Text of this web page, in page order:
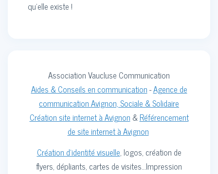
qu’elle existe !
Association Vaucluse Communication
Aides & Conseils en communication-Agence de
communication Avignon, Sociale & Solidaire
Création site internet à Avignon &Référencement
de site internet à Avignon
Création d'identité visuelle, logos, création de
flyers, dépliants, cartes de visites...Impression